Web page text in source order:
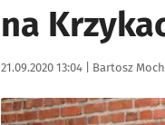
na
Data publikacji:
21.09.2020 13:04 | Autor:
Bartosz Moch
Kliknij, aby powiększyć